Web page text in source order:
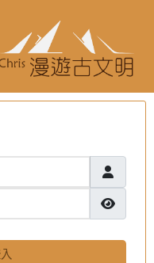
顯示密碼